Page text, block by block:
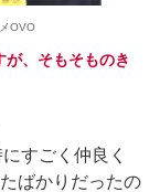
OVO
が、そもそものき
すごく仲良く
ばかりだったの